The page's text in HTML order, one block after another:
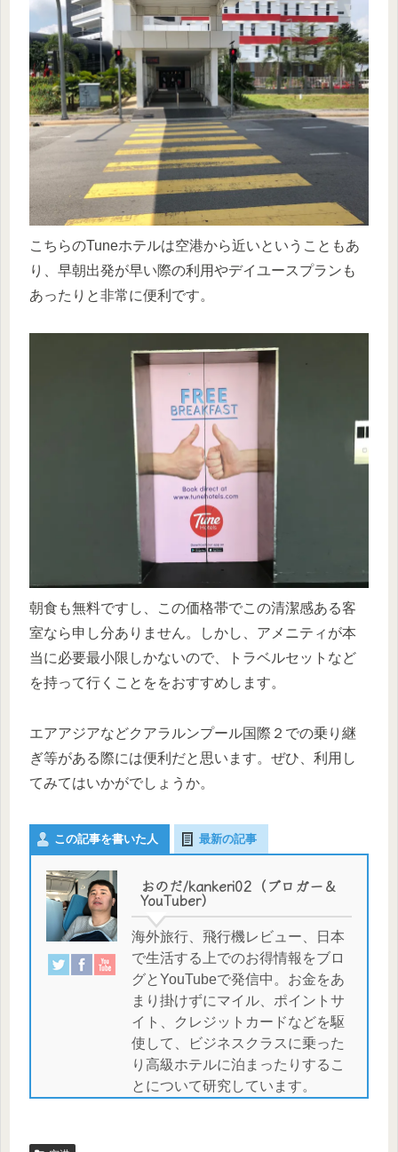
こちらのTuneホテルは空港から近いということもあ
り、早朝出発が早い際の利用やデイユースプランも
あったりと非常に便利です。
朝食も無料ですし、この価格帯でこの清潔感ある客
室なら申し分ありません。しかし、アメニティが本
当に必要最小限しかないので、トラベルセットなど
を持って行くことををおすすめします。
エアアジアなどクアラルンプール国際２での乗り継
ぎ等がある際には便利だと思います。ぜひ、利用し
てみてはいかがでしょうか。
この記事を書いた人 最新の記事
おのだ/kankeri02（ブロガー＆
YouTuber）
海外旅行、飛行機レビュー、日本
で生活する上でのお得情報をブロ
グとYouTubeで発信中。お金をあ
まり掛けずにマイル、ポイントサ
イト、クレジットカードなどを駆
使して、ビジネスクラスに乗った
り高級ホテルに泊まったりするこ
とについて研究しています。